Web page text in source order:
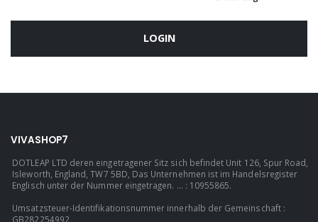
LOGIN
VIVASHOP7
DOTLEAP LTD deren eingetragener Sitz sich befindet Unit 126, Spur Road,
Isleworth, England, TW7 5BD, Das Unternehmen ist im Handelsregister
Englisch unter der Nummer eingetragen. ... : 10955865.
Umsatzsteuer-Identifikationsnummer innerhalb der Gemeinschaft :
GB282254992